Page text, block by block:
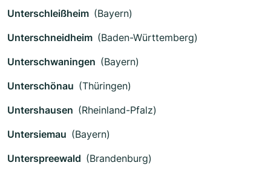
Unterschleißheim (Bayern)
Unterschneidheim (Baden-Württemberg)
Unterschwaningen (Bayern)
Unterschönau (Thüringen)
Untershausen (Rheinland-Pfalz)
Untersiemau (Bayern)
Unterspreewald (Brandenburg)